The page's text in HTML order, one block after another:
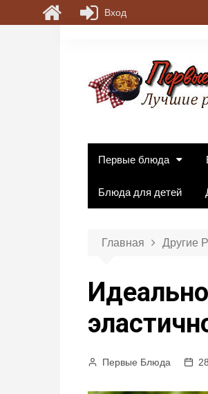
Первые блюда
Блюда для детей
Главная Другие
Первые Блюда
Вход